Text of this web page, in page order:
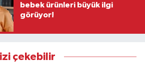
bebek ürünleri büyük ilgi
görüyor!
çekebilir